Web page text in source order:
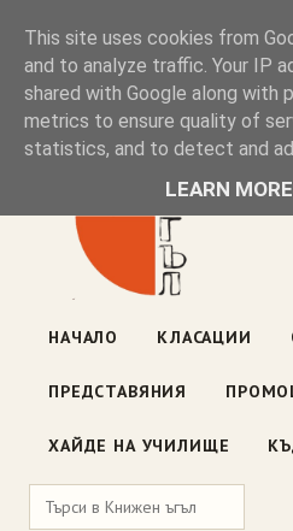
Книжен
Блог на книжарницата —
ул. „Оборище" 117, София·
НАЧАЛО КЛАСАЦИИ
ПРЕДСТАВЯНИЯ
ХАЙДЕ НА УЧИЛИЩЕ
This site uses cookies from
and to analyze traffic. Your IP
shared with Google along with
metrics to ensure quality of
statistics, and to detect and
LEARN MORE